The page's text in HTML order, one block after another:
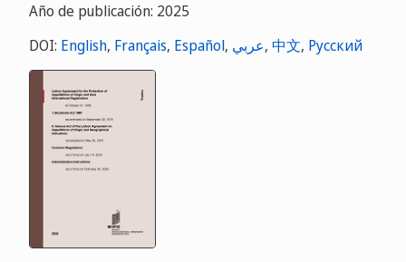
Año de publicación: 2025
DOI: English, Français, Español, عربي, 中文, Русский